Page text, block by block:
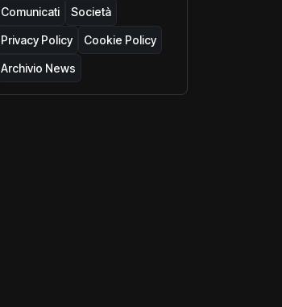
Comunicati Società
Privacy Policy Cookie Policy
Archivio News